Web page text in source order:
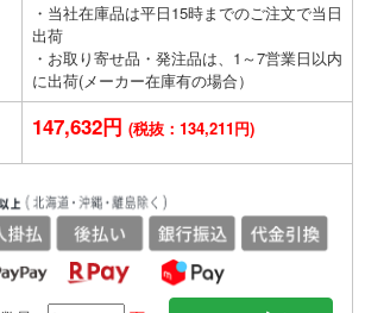
・当社在庫品は平日15時までのご注文で当日
出荷
・お取り寄せ品・発注品は、1～7営業日以内
に出荷(メーカー在庫有の場合）
147,632円 (税抜：134,211円)